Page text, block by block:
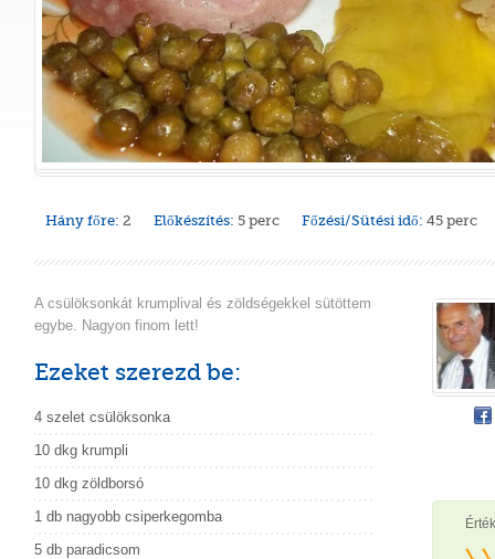
Hány főre: 2 Előkészítés: 5 perc Főzési/Sütési idő: 45 perc
A csülöksonkát krumplival és zöldségekkel sütöttem
egybe. Nagyon finom lett!
Ezeket szerezd be:
4 szelet csülöksonka
10 dkg krumpli
10 dkg zöldborsó
1 db nagyobb csiperkegomba
5 db paradicsom